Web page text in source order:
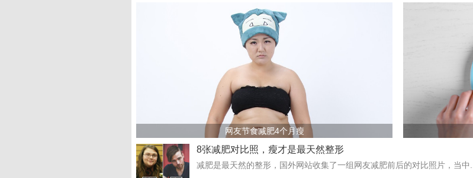
网友节食减肥4个月瘦
8张减肥对比照，瘦才是最天然整形
减肥是最天然的整形，国外网站收集了一组网友减肥前后的对比照片，当中...